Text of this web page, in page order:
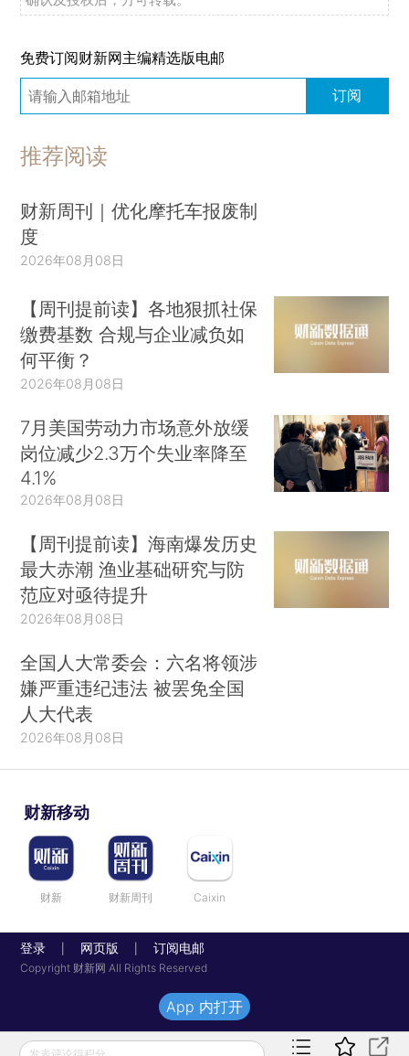
免费订阅财新网主编精选版电邮
订阅
推荐阅读
财新周刊｜优化摩托车报废制
度
2026年08月08日
【周刊提前读】各地狠抓社保
缴费基数 合规与企业减负如
何平衡？
2026年08月08日
7月美国劳动力市场意外放缓
岗位减少2.3万个失业率降至
4.1%
2026年08月08日
【周刊提前读】海南爆发历史
最大赤潮 渔业基础研究与防
范应对亟待提升
2026年08月08日
全国人大常委会：六名将领涉
嫌严重违纪违法 被罢免全国
人大代表
2026年08月08日
财新移动
财新 财新周刊 Caixin
登录 网页版 订阅电邮
Copyright 财新网 All Rights Reserved
发表评论得积分
App 内打开